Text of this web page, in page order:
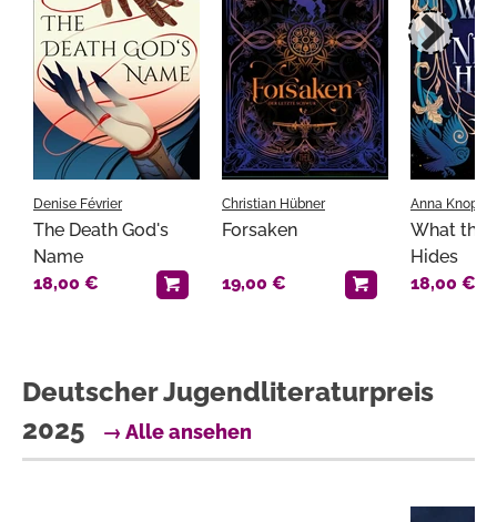
Denise Février
The Death God's
Name
18,00 €
Christian Hübner
Forsaken
19,00 €
Anna Knopf
What the
Hides
18,00 €
Deutscher Jugendliteraturpreis
2025
→ Alle ansehen